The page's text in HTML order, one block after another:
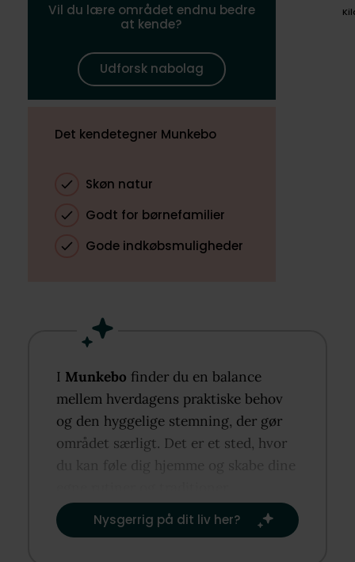
Vil du lære området endnu bedre
at kende?
Udforsk nabolag
Det kendetegner Munkebo
Skøn natur
Godt for børnefamilier
Gode indkøbsmuligheder
I Munkebo finder du en balance
mellem hverdagens praktiske behov
og den hyggelige stemning, der gør
området særligt. Det er et sted, hvor
du kan føle dig hjemme og skabe dine
Nysgerrig på dit liv her?​